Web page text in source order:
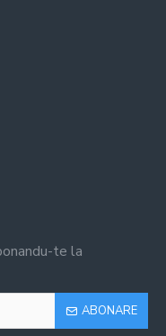
te la
ABONARE